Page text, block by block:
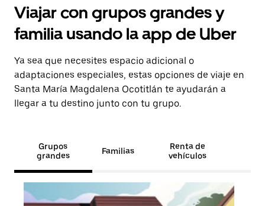
Viajar con grupos grandes y
familia usando la app de Uber
Ya sea que necesites espacio adicional o
adaptaciones especiales, estas opciones de viaje en
Santa María Magdalena Ocotitlán te ayudarán a
llegar a tu destino junto con tu grupo.
Grupos
grandes
Familias
Renta de
vehículos